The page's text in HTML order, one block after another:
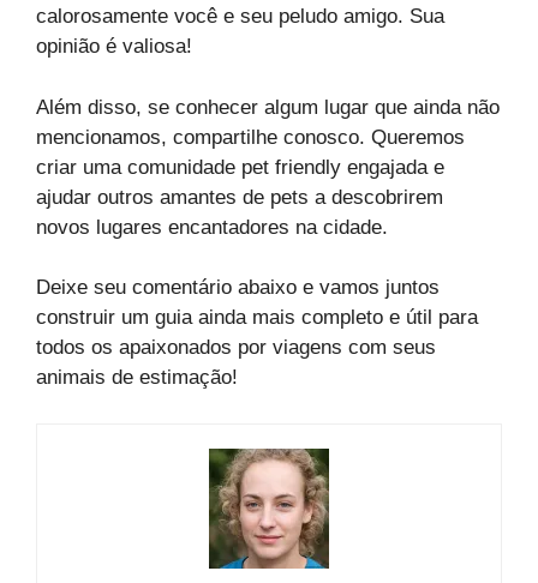
calorosamente você e seu peludo amigo. Sua
opinião é valiosa!
Além disso, se conhecer algum lugar que ainda não
mencionamos, compartilhe conosco. Queremos
criar uma comunidade pet friendly engajada e
ajudar outros amantes de pets a descobrirem
novos lugares encantadores na cidade.
Deixe seu comentário abaixo e vamos juntos
construir um guia ainda mais completo e útil para
todos os apaixonados por viagens com seus
animais de estimação!